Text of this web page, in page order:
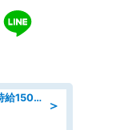
＞
一般事務・OA事務/事務&軽作業時給1500円土日祝休み各種社保完備